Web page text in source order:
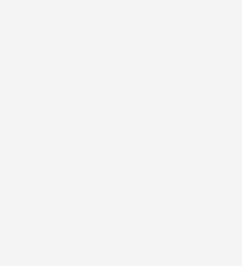
nicht folgen, schlägt der
vor. Denkbar sei ein
50 Prozent, ein Freibetrag